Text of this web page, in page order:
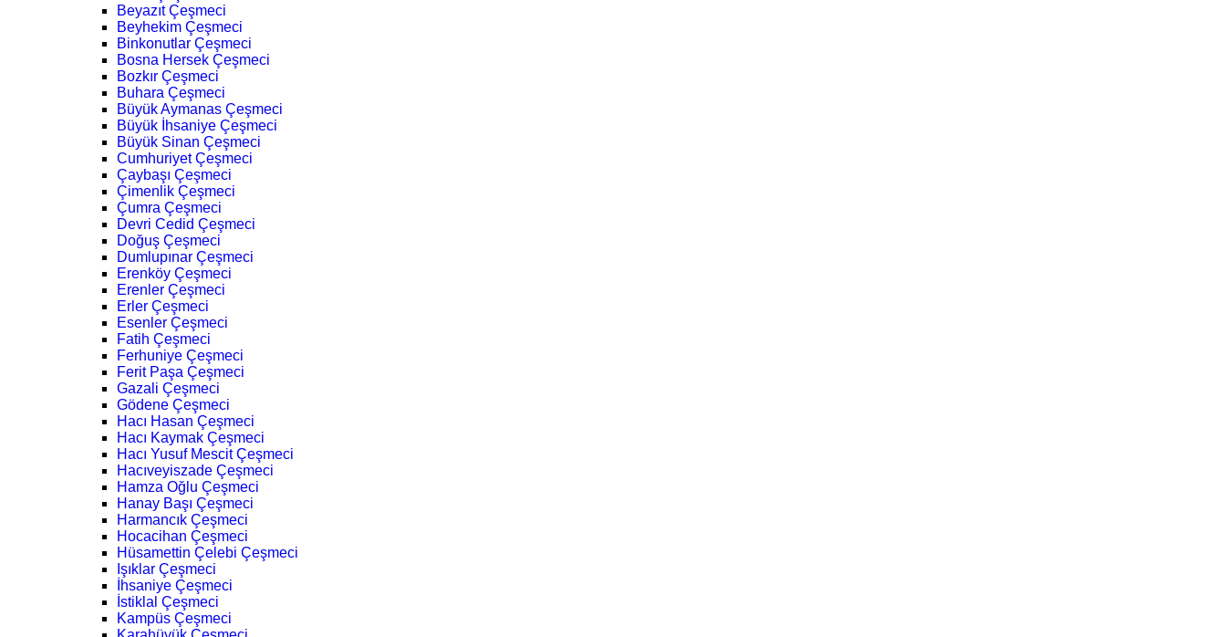
Beyazıt Çeşmeci
Beyhekim Çeşmeci
Binkonutlar Çeşmeci
Bosna Hersek Çeşmeci
Bozkır Çeşmeci
Buhara Çeşmeci
Büyük Aymanas Çeşmeci
Büyük İhsaniye Çeşmeci
Büyük Sinan Çeşmeci
Cumhuriyet Çeşmeci
Çaybaşı Çeşmeci
Çimenlik Çeşmeci
Çumra Çeşmeci
Devri Cedid Çeşmeci
Doğuş Çeşmeci
Dumlupınar Çeşmeci
Erenköy Çeşmeci
Erenler Çeşmeci
Erler Çeşmeci
Esenler Çeşmeci
Fatih Çeşmeci
Ferhuniye Çeşmeci
Ferit Paşa Çeşmeci
Gazali Çeşmeci
Gödene Çeşmeci
Hacı Hasan Çeşmeci
Hacı Kaymak Çeşmeci
Hacı Yusuf Mescit Çeşmeci
Hacıveyiszade Çeşmeci
Hamza Oğlu Çeşmeci
Hanay Başı Çeşmeci
Harmancık Çeşmeci
Hocacihan Çeşmeci
Hüsamettin Çelebi Çeşmeci
Işıklar Çeşmeci
İhsaniye Çeşmeci
İstiklal Çeşmeci
Kampüs Çeşmeci